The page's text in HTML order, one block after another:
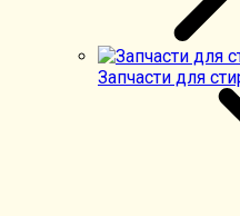
Запчасти для